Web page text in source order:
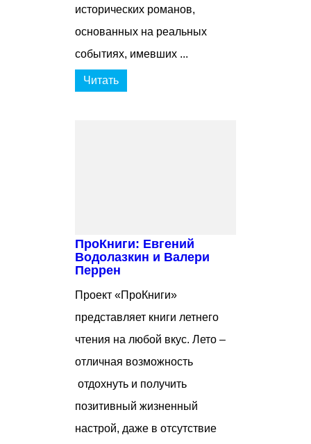
исторических романов,
основанных на реальных
событиях, имевших ...
Читать
ПроКниги: Евгений
Водолазкин и Валери
Перрен
Проект «ПроКниги»
представляет книги летнего
чтения на любой вкус. Лето –
отличная возможность
отдохнуть и получить
позитивный жизненный
настрой, даже в отсутствие